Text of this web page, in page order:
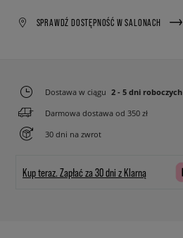
SPRAWDŹ DOSTĘPNOŚĆ W SALONACH
Dostawa w ciągu 2 - 5 dni roboczych
Darmowa dostawa od 350 zł
30 dni na zwrot
Kup teraz. Zapłać za 30 dni z Klarną